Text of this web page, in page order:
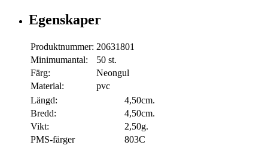
Egenskaper
Produktnummer: 20631801
Minimumantal:
50 st.
Färg:
Neongul
Material:
pvc
Längd:
4,50cm.
Bredd:
4,50cm.
Vikt:
2,50g.
PMS-färger
803C